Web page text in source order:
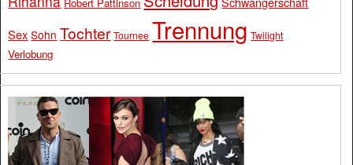
Sex Sohn Tochter Tournee Trennung Twilight
Verlobung